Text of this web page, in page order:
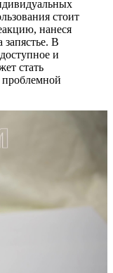
стоит
нанеся
запястье. В
и
стать